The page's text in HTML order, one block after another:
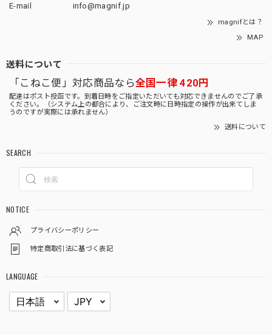
E-mail
info@magnif.jp
magnifとは？
MAP
送料について
「こねこ便」対応商品なら全国一律 420円
配達はポスト投函です。到着日時をご指定いただいても対応できませんのでご了承
ください。（システム上の都合により、ご注文時に日時指定の操作が出来てしま
うのですが実際には承れません）
送料について
SEARCH
NOTICE
プライバシーポリシー
特定商取引法に基づく表記
LANGUAGE